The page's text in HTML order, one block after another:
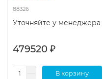
88326
Уточняйте у менеджера
479520 ₽
В корзину